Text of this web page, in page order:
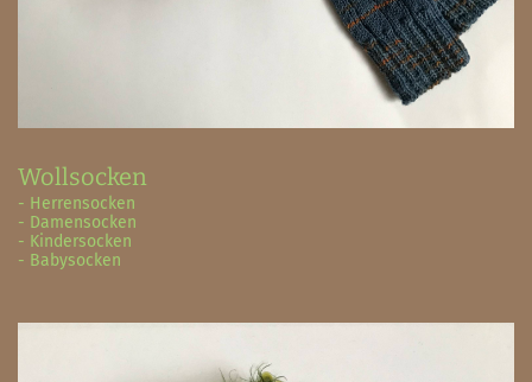
Wollsocken
- Herrensocken
- Damensocken
- Kindersocken
- Babysocken